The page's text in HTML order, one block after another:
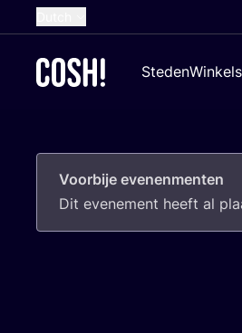
French
German
Croatian
StedenWinkels
Voorbije evenenmenten
Dit eve­ne­ment heeft al